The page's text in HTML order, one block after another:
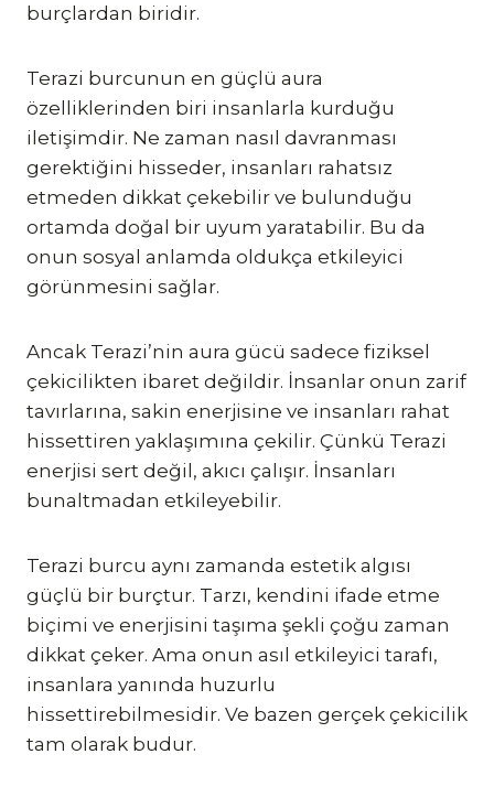
burçlardan biridir.
Terazi burcunun en güçlü aura
özelliklerinden biri insanlarla kurduğu
iletişimdir. Ne zaman nasıl davranması
gerektiğini hisseder, insanları rahatsız
etmeden dikkat çekebilir ve bulunduğu
ortamda doğal bir uyum yaratabilir. Bu da
onun sosyal anlamda oldukça etkileyici
görünmesini sağlar.
Ancak Terazi’nin aura gücü sadece fiziksel
çekicilikten ibaret değildir. İnsanlar onun zarif
tavırlarına, sakin enerjisine ve insanları rahat
hissettiren yaklaşımına çekilir. Çünkü Terazi
enerjisi sert değil, akıcı çalışır. İnsanları
bunaltmadan etkileyebilir.
Terazi burcu aynı zamanda estetik algısı
güçlü bir burçtur. Tarzı, kendini ifade etme
biçimi ve enerjisini taşıma şekli çoğu zaman
dikkat çeker. Ama onun asıl etkileyici tarafı,
insanlara yanında huzurlu
hissettirebilmesidir. Ve bazen gerçek çekicilik
tam olarak budur.